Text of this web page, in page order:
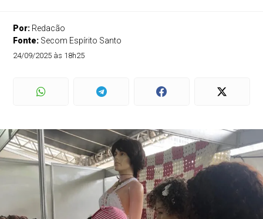
Por: Redacão
Fonte: Secom Espírito Santo
24/09/2025 às 18h25